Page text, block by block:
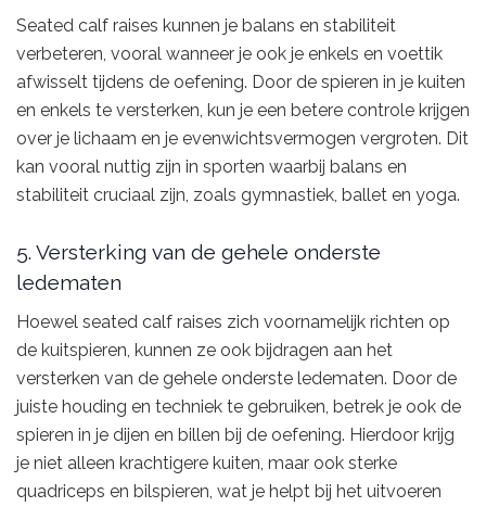
Seated calf raises kunnen je balans en stabiliteit
verbeteren, vooral wanneer je ook je enkels en voettik
afwisselt tijdens de oefening. Door de spieren in je kuiten
en enkels te versterken, kun je een betere controle krijgen
over je lichaam en je evenwichtsvermogen vergroten. Dit
kan vooral nuttig zijn in sporten waarbij balans en
stabiliteit cruciaal zijn, zoals gymnastiek, ballet en yoga.
5. Versterking van de gehele onderste
ledematen
Hoewel seated calf raises zich voornamelijk richten op
de kuitspieren, kunnen ze ook bijdragen aan het
versterken van de gehele onderste ledematen. Door de
juiste houding en techniek te gebruiken, betrek je ook de
spieren in je dijen en billen bij de oefening. Hierdoor krijg
je niet alleen krachtigere kuiten, maar ook sterke
quadriceps en bilspieren, wat je helpt bij het uitvoeren